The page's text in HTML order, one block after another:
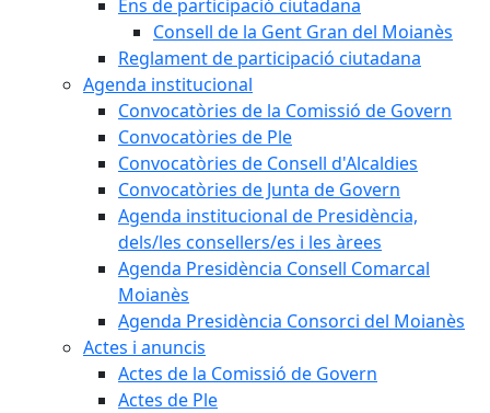
Ens de participació ciutadana
Consell de la Gent Gran del Moianès
Reglament de participació ciutadana
Agenda institucional
Convocatòries de la Comissió de Govern
Convocatòries de Ple
Convocatòries de Consell d'Alcaldies
Convocatòries de Junta de Govern
Agenda institucional de Presidència,
dels/les consellers/es i les àrees
Agenda Presidència Consell Comarcal
Moianès
Agenda Presidència Consorci del Moianès
Actes i anuncis
Actes de la Comissió de Govern
Actes de Ple